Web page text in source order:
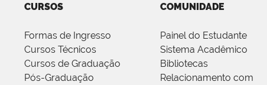
CURSOS
Formas de Ingresso
Cursos Técnicos
Cursos de Graduação
Pós-Graduação
COMUNIDADE
Painel do Estudante
Sistema Acadêmico
Bibliotecas
Relacionamento com